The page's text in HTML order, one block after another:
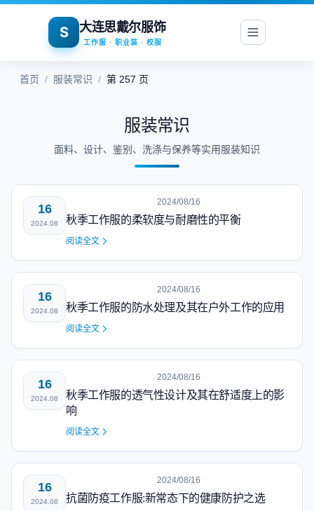
S 大连思戴尔服饰
工作服 · 职业装 · 校服
首页 / 服装常识 / 第 257 页
服装常识
面料、设计、鉴别、洗涤与保养等实用服装知识
16
2024.08
2024/08/16
秋季工作服的柔软度与耐磨性的平衡
阅读全文
16
2024.08
2024/08/16
秋季工作服的防水处理及其在户外工作的应用
阅读全文
16
2024.08
2024/08/16
秋季工作服的透气性设计及其在舒适度上的影
响
阅读全文
16
2024.08
2024/08/16
抗菌防疫工作服:新常态下的健康防护之选